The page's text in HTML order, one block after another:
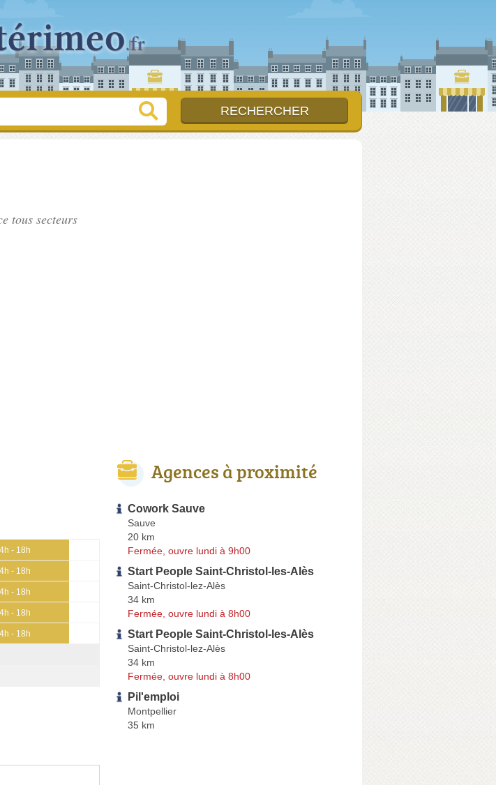
tous secteurs
- 18h
- 18h
- 18h
- 18h
- 18h
Agences à proximité
Cowork Sauve
Sauve
20 km
Fermée, ouvre lundi à 9h00
Start People Saint-Christol-les-Alès
Saint-Christol-lez-Alès
34 km
Fermée, ouvre lundi à 8h00
Start People Saint-Christol-les-Alès
Saint-Christol-lez-Alès
34 km
Fermée, ouvre lundi à 8h00
Pil'emploi
Montpellier
35 km